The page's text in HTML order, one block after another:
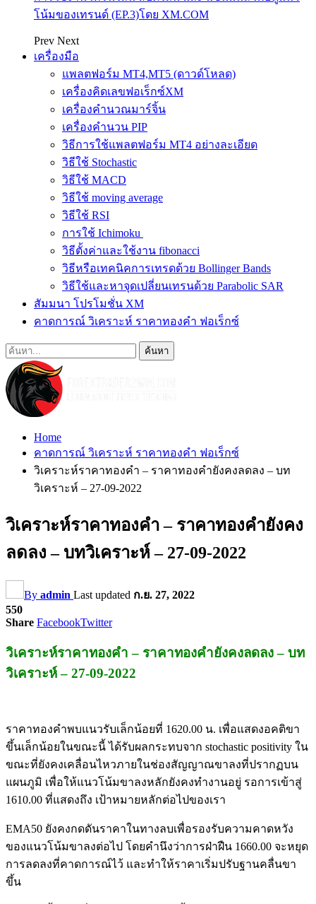
โน้มของเทรนด์ (EP.3)โดย XM.COM
Prev Next
เครื่องมือ
แพลตฟอร์ม MT4,MT5 (ดาวด์โหลด)
เครื่องคิดเลขฟอเร็กซ์XM
เครื่องคำนวณมาร์จิ้น
เครื่องคำนวน PIP
วิธีการใช้แพลตฟอร์ม MT4 อย่างละเอียด
วิธีใช้ Stochastic
วิธีใช้ MACD
วิธีใช้ moving average
วิธีใช้ RSI
การใช้ Ichimoku
วิธีตั้งค่าและใช้งาน fibonacci
วิธีหรือเทคนิคการเทรดด้วย Bollinger Bands
วิธีใช้และหาจุดเปลี่ยนเทรนด้วย Parabolic SAR
สัมมนา โปรโมชั่น XM
คาดการณ์ วิเคราะห์ ราคาทองคำ ฟอเร็กซ์
Home
คาดการณ์ วิเคราะห์ ราคาทองคำ ฟอเร็กซ์
วิเคราะห์ราคาทองคำ – ราคาทองคำยังคงลดลง – บท
วิเคราะห์ – 27-09-2022
วิเคราะห์ราคาทองคำ – ราคาทองคำยังคง
ลดลง – บทวิเคราะห์ – 27-09-2022
By admin Last updated ก.ย. 27, 2022
550
Share FacebookTwitter
วิเคราะห์ราคาทองคำ – ราคาทองคำยังคงลดลง – บท
วิเคราะห์ – 27-09-2022
ราคาทองคำพบแนวรับเล็กน้อยที่ 1620.00 น. เพื่อแสดงอคติขา
ขึ้นเล็กน้อยในขณะนี้ ได้รับผลกระทบจาก stochastic positivity ใน
ขณะที่ยังคงเคลื่อนไหวภายในช่องสัญญาณขาลงที่ปรากฏบน
แผนภูมิ เพื่อให้แนวโน้มขาลงหลักยังคงทำงานอยู่ รอการเข้าสู่
1610.00 ที่แสดงถึง เป้าหมายหลักต่อไปของเรา
EMA50 ยังคงกดดันราคาในทางลบเพื่อรองรับความคาดหวัง
ของแนวโน้มขาลงต่อไป โดยคำนึงว่าการฝ่าฝืน 1660.00 จะหยุด
การลดลงที่คาดการณ์ไว้ และทำให้ราคาเริ่มปรับฐานคลื่นขา
ขึ้น